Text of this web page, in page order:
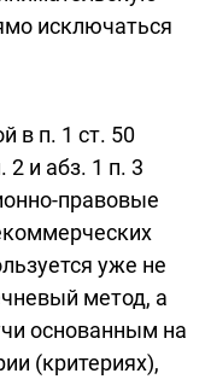
исключаться
в п. 1 ст. 50
и абз. 1 п. 3
правовые
уже не
метод, а
основанным на
(критериях),